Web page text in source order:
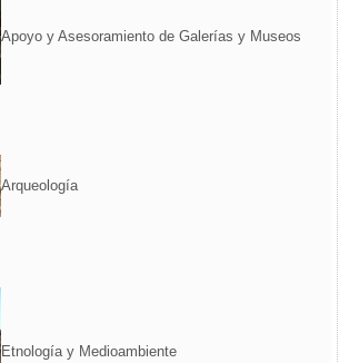
Apoyo y Asesoramiento de Galerías y Museos
Arqueología
Etnología y Medioambiente